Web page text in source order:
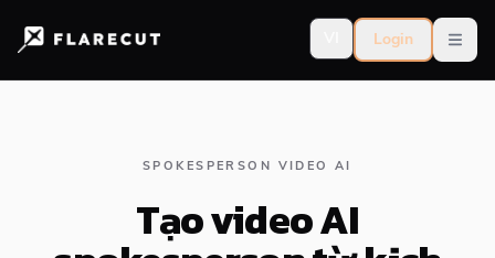
Login
SPOKESPERSON VIDEO AI
Tạo video AI